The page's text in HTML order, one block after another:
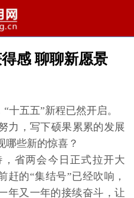
得感 聊聊新愿景
五五”新程已然开启。
，写下硕果累累的发展
哪些新的惊喜？
省两会今日正式拉开大
赶的“集结号”已经吹响，
年又一年的接续奋斗，让